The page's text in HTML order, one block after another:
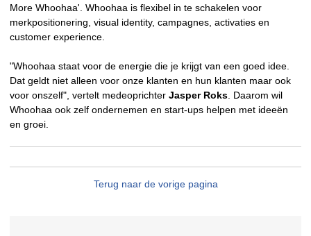
More Whoohaa'. Whoohaa is flexibel in te schakelen voor
merkpositionering, visual identity, campagnes, activaties en
customer experience.
"Whoohaa staat voor de energie die je krijgt van een goed idee.
Dat geldt niet alleen voor onze klanten en hun klanten maar ook
voor onszelf", vertelt medeoprichter Jasper Roks . Daarom wil
Whoohaa ook zelf ondernemen en start-ups helpen met ideeën
en groei.
Terug naar de vorige pagina